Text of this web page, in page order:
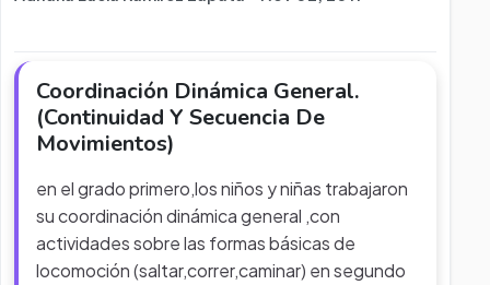
Coordinación Dinámica General.
(Continuidad Y Secuencia De
Movimientos)
en el grado primero,los niños y niñas trabajaron
su coordinación dinámica general ,con
actividades sobre las formas básicas de
locomoción (saltar,correr,caminar) en segundo